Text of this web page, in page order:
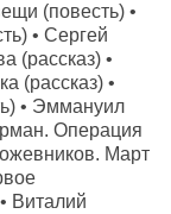
(повесть) •
• Сергей
(рассказ) •
(рассказ) •
• Эммануил
Операция
Март
Виталий